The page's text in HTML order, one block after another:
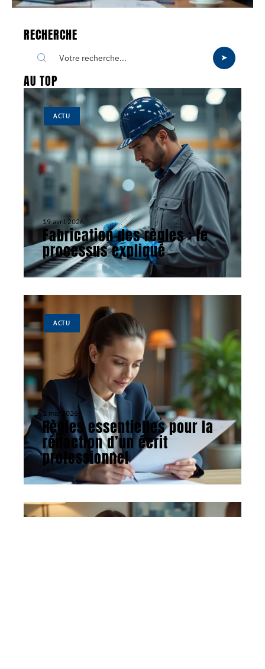
RECHERCHE
AU TOP
ACTU
19 avril 2026
Fabrication des règles : le
processus expliqué
ACTU
1 mai 2026
Règles essentielles pour la
rédaction d’un écrit
professionnel